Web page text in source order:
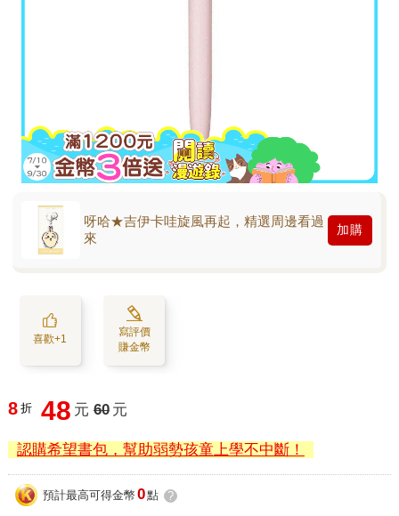
呀哈★吉伊卡哇旋風再起，精選周邊看過
來
加購
喜歡+1
寫評價
賺金幣
8 折 48 元 60 元
認購希望書包，幫助弱勢孩童上學不中斷！
預計最高可得金幣 0點 ?